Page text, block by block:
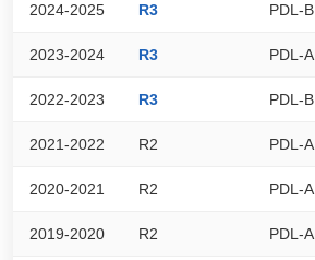
2024-2025 R3 PDL-B
2023-2024 R3 PDL-A
2022-2023 R3 PDL-B
2021-2022 R2 PDL-A
2020-2021 R2 PDL-A
2019-2020 R2 PDL-A